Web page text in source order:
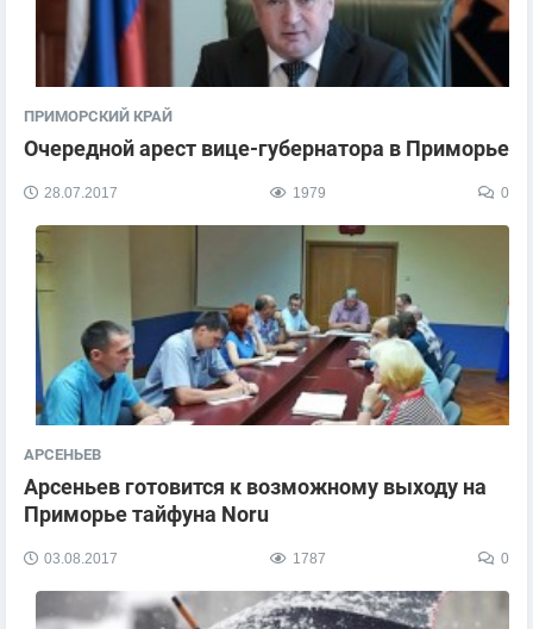
ПРИМОРСКИЙ КРАЙ
Очередной арест вице-губернатора в Приморье
28.07.2017 1979 0
АРСЕНЬЕВ
Арсеньев готовится к возможному выходу на
Приморье тайфуна Noru
03.08.2017 1787 0